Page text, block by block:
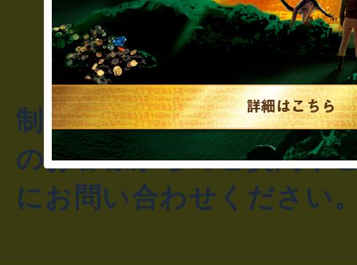
制作のご相談・コラボレ
のお客様からのご質問や
にお問い合わせください